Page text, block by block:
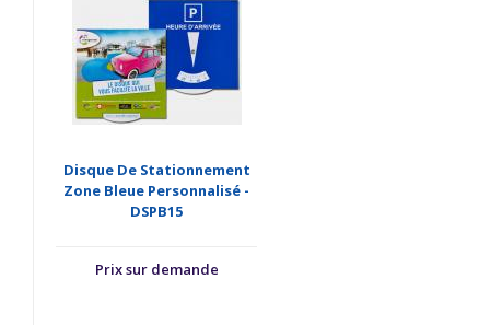
Disque De Stationnement
Zone Bleue Personnalisé -
DSPB15
Prix sur demande